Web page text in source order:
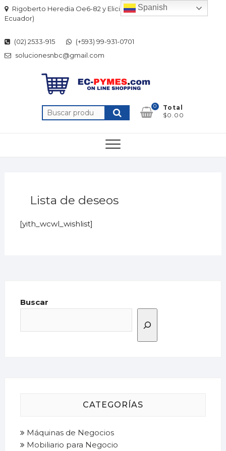
Skip
to
Rigoberto Heredia Oe6-82 y Elicio Flor (Quito-
Ecuador)
(02) 2533-915
(+593) 99-931-0701
solucionesnbc@gmail.com
Buscar
por:
0
Total
$0.00
Lista de deseos
[yith_wcwl_wishlist]
Buscar
CATEGORÍAS
Máquinas de Negocios
Mobiliario para Negocio
Spanish